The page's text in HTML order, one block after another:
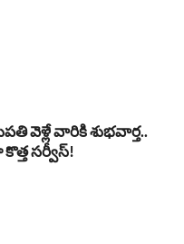
వెళ్లే వారికి శుభవార్త..
సర్వీస్!